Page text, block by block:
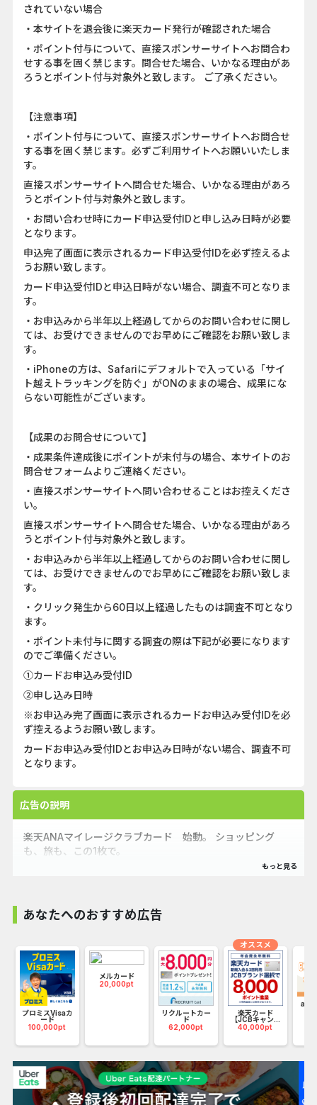
されていない場合
・本サイトを退会後に楽天カード発行が確認された場合
・ポイント付与について、直接スポンサーサイトへお問合わ
せする事を固く禁じます。問合せた場合、いかなる理由があ
ろうとポイント付与対象外と致します。 ご了承ください。
【注意事項】
・ポイント付与について、直接スポンサーサイトへお問合せ
する事を固く禁じます。必ずご利用サイトへお願いいたしま
す。
直接スポンサーサイトへ問合せた場合、いかなる理由があろ
うとポイント付与対象外と致します。
・お問い合わせ時にカード申込受付IDと申し込み日時が必要
となります。
申込完了画面に表示されるカード申込受付IDを必ず控えるよ
うお願い致します。
カード申込受付IDと申込日時がない場合、調査不可となりま
す。
・お申込みから半年以上経過してからのお問い合わせに関し
ては、お受けできませんのでお早めにご確認をお願い致しま
す。
・iPhoneの方は、Safariにデフォルトで入っている「サイ
ト越えトラッキングを防ぐ」がONのままの場合、成果にな
らない可能性がございます。
【成果のお問合せについて】
・成果条件達成後にポイントが未付与の場合、本サイトのお
問合せフォームよりご連絡ください。
・直接スポンサーサイトへ問い合わせることはお控えくださ
い。
直接スポンサーサイトへ問合せた場合、いかなる理由があろ
うとポイント付与対象外と致します。
・お申込みから半年以上経過してからのお問い合わせに関し
ては、お受けできませんのでお早めにご確認をお願い致しま
す。
・クリック発生から60日以上経過したものは調査不可となり
ます。
・ポイント未付与に関する調査の際は下記が必要になります
のでご準備ください。
①カードお申込み受付ID
②申し込み日時
※お申込み完了画面に表示されるカードお申込み受付IDを必
ず控えるようお願い致します。
カードお申込み受付IDとお申込み日時がない場合、調査不可
となります。
広告の説明
楽天ANAマイレージクラブカード 始動。 ショッピング
も、旅も、この1枚で。
あなたへのおすすめ広告
プロミスVisaカ
ード
100,000pt
メルカード
20,000pt
リクルートカー
ド
62,000pt
楽天カード
【JCBキャン...
40,000pt
オススメ
au